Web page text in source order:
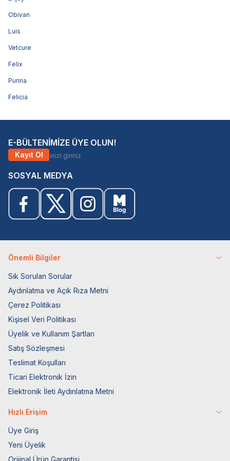
Obivan
Luis
Vetcure
Felix
Purina
Felicia
E-BÜLTENİMİZE ÜYE OLUN!
Kayıt Ol
SOSYAL MEDYA
Önemli Bilgiler
Sık Sorulan Sorular
Aydınlatma ve Açık Rıza Metni
Çerez Politikası
Kişisel Veri Politikası
Üyelik ve Kullanım Şartları
Satış Sözleşmesi
Teslimat Koşulları
Ticari Elektronik İzin
Elektronik İleti Aydınlatma Metni
Hızlı Erişim
Üye Giriş
Yeni Üyelik
Orijinal Ürün Garantisi